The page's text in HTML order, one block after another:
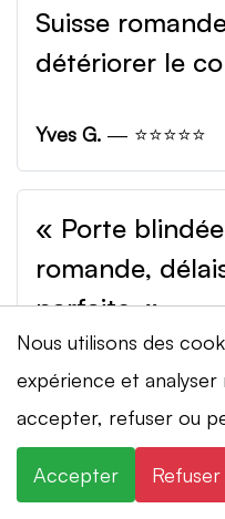
Suisse
détériorer le
Yves G. — ⭐⭐⭐⭐⭐
« Porte
romande,
parfaite. »
Lisa T.— ⭐⭐⭐⭐⭐
Serrurier de
Nous utilisons des
expérience et
accepter, refuser ou
Accepter Refuser
⚡ Intervention en
Devis gratuit
+41 78 319 32 82